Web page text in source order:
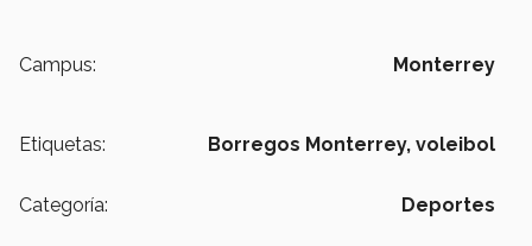
Campus: Monterrey
Etiquetas: Borregos Monterrey, voleibol
Categoría: Deportes